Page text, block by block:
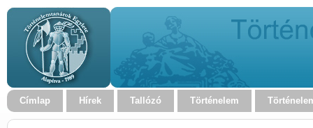
Címlap Hírek Tallózó Történelem